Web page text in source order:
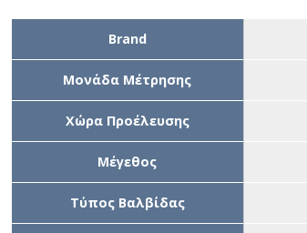
Brand
Μονάδα Μέτρησης
Χώρα Προέλευσης
Μέγεθος
Τύπος Βαλβίδας